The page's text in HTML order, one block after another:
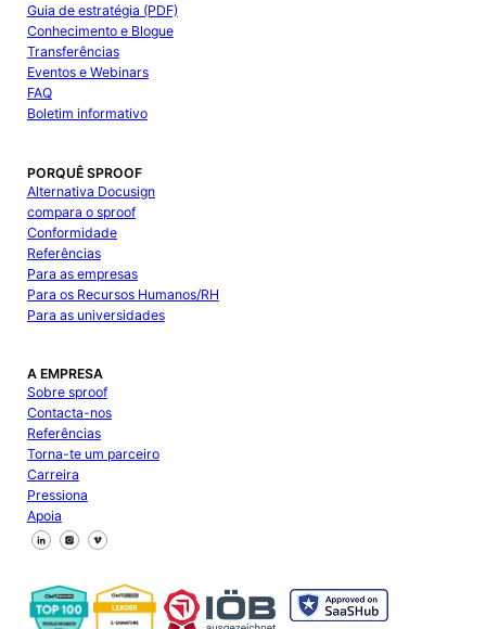
Guia de estratégia (PDF)
Conhecimento e Blogue
Transferências
Eventos e Webinars
FAQ
Boletim informativo
PORQUÊ SPROOF
Alternativa Docusign
compara o sproof
Conformidade
Referências
Para as empresas
Para os Recursos Humanos/RH
Para as universidades
A EMPRESA
Sobre sproof
Contacta-nos
Referências
Torna-te um parceiro
Carreira
Pressiona
Apoia
Segue-nos no Facebook
Segue-nos no X
Segue-nos no LinkedIn